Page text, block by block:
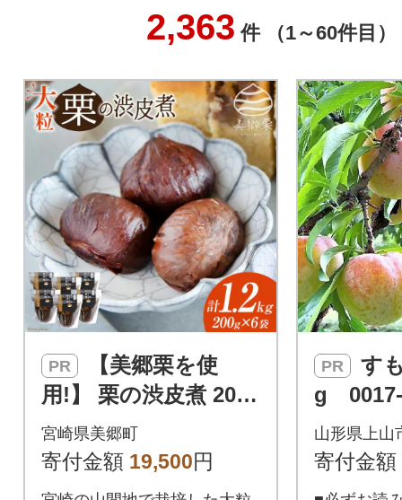
2,363 件 （1～60件目）
PR
用!】 栗の渋皮煮 200
g 6p セット[春夏秋冬
いっつもや 31ab008
宮崎県美郷町
寄付金額 19,500円
PR
g 0017-
山形県上山
寄付金額